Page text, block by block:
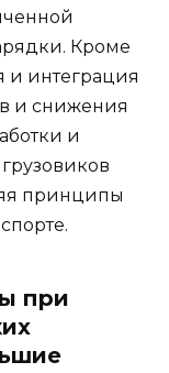
Кроме
и интеграция
и снижения
и
принципы
при